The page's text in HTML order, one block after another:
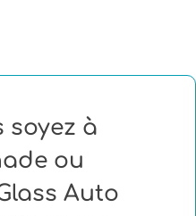
soyez à
ou
Auto